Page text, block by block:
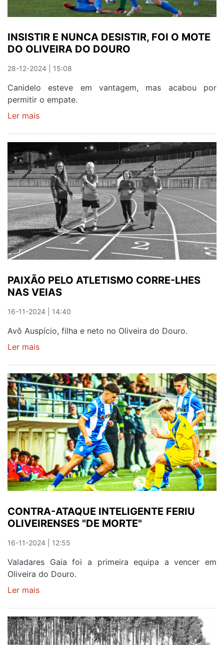
INSISTIR E NUNCA DESISTIR, FOI O MOTE
DO OLIVEIRA DO DOURO
28-12-2024 | 15:08
Canidelo esteve em vantagem, mas acabou por
permitir o empate.
Ler mais
E
NUNCA
DESISTIR,
FOI
O
MOTE
DO
OLIVEIRA
DO
DOURO
PAIXÃO PELO ATLETISMO CORRE-LHES
NAS VEIAS
16-11-2024 | 14:40
Avô Auspício, filha e neto no Oliveira do Douro.
Ler mais
ATLETISMO
CORRE-
LHES
NAS
VEIAS
CONTRA-ATAQUE INTELIGENTE FERIU
OLIVEIRENSES "DE MORTE"
16-11-2024 | 12:55
Valadares Gaia foi a primeira equipa a vencer em
Oliveira do Douro.
Ler mais
INTELIGENTE
FERIU